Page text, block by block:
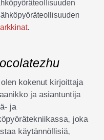
.
olen kokenut kirjoittaja
ja asiantuntija
ja
joka
käytännöllisiä,